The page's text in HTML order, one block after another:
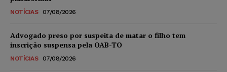
NOTÍCIAS 07/08/2026
Advogado preso por suspeita de matar o filho tem
inscrição suspensa pela OAB-TO
NOTÍCIAS 07/08/2026